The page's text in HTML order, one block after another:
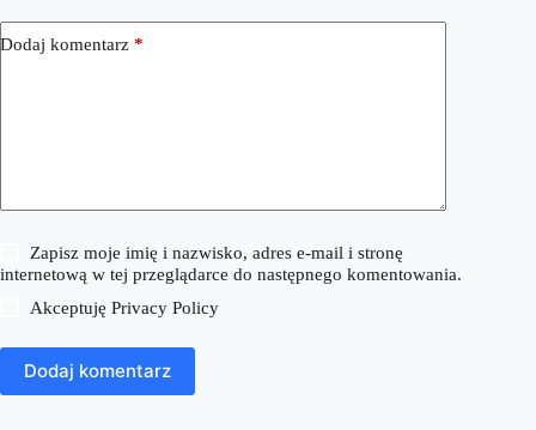
Dodaj komentarz *
Zapisz moje imię i nazwisko, adres e-mail i stronę
internetową w tej przeglądarce do następnego komentowania.
AkceptujęPrivacy Policy
Dodaj komentarz